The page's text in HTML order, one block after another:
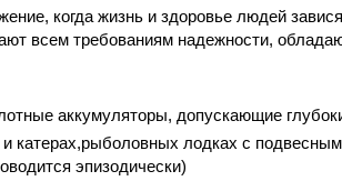
когда жизнь и здоровье людей
всем требованиям надежности,
аккумуляторы, допускающие
катерах,рыболовных лодках с
эпизодически)